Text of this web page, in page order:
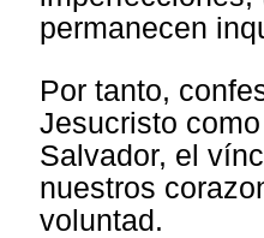
permanecen
Por tanto,
Jesucristo
Salvador, el
nuestros
voluntad.